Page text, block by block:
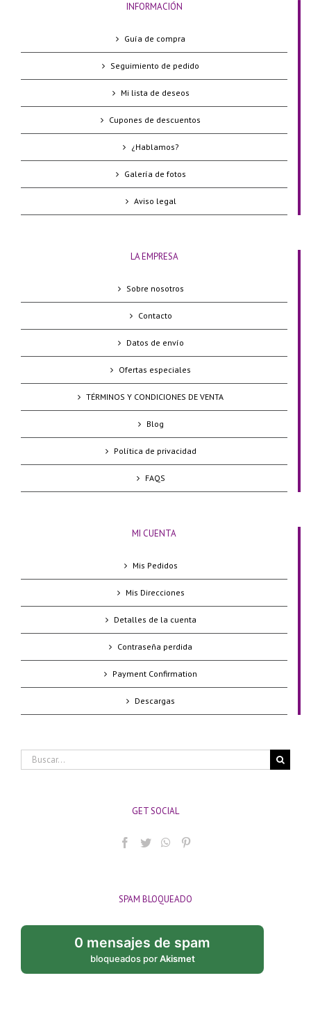
INFORMACIÓN
Guía de compra
Seguimiento de pedido
Mi lista de deseos
Cupones de descuentos
¿Hablamos?
Galería de fotos
Aviso legal
LA EMPRESA
Sobre nosotros
Contacto
Datos de envío
Ofertas especiales
TÉRMINOS Y CONDICIONES DE VENTA
Blog
Política de privacidad
FAQS
MI CUENTA
Mis Pedidos
Mis Direcciones
Detalles de la cuenta
Contraseña perdida
Payment Confirmation
Descargas
Buscar:
GET SOCIAL
SPAM BLOQUEADO
0 mensajes de spam
bloqueados porAkismet